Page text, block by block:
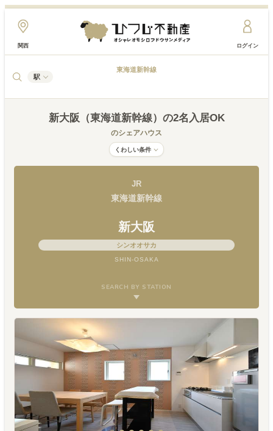
関西 ログイン
駅
東海道新幹線
新大阪（東海道新幹線） の2名入居OK
のシェアハウス
くわしい条件
JR
東海道新幹線
新大阪
シンオオサカ
SHIN-OSAKA
SEARCH BY STATION